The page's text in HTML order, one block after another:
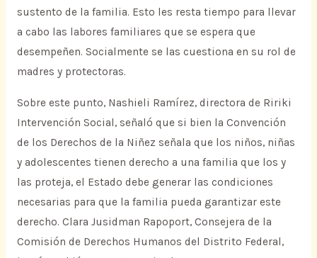
sustento de la familia. Esto les resta tiempo para llevar
a cabo las labores familiares que se espera que
desempeñen. Socialmente se las cuestiona en su rol de
madres y protectoras.
Sobre este punto, Nashieli Ramírez, directora de Ririki
Intervención Social, señaló que si bien la Convención
de los Derechos de la Niñez señala que los niños, niñas
y adolescentes tienen derecho a una familia que los y
las proteja, el Estado debe generar las condiciones
necesarias para que la familia pueda garantizar este
derecho. Clara Jusidman Rapoport, Consejera de la
Comisión de Derechos Humanos del Distrito Federal,